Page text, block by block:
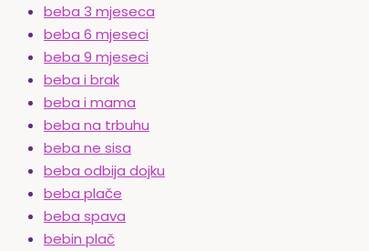
beba 3 mjeseca
beba 6 mjeseci
beba 9 mjeseci
beba i brak
beba i mama
beba na trbuhu
beba ne sisa
beba odbija dojku
beba plače
beba spava
bebin plač